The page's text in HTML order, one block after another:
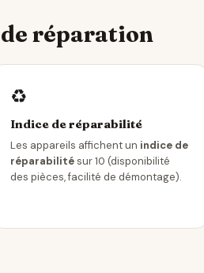
réparation
♻️
Indice de réparabilité
Les appareils affichent un indice de
réparabilitésur 10 (disponibilité
des pièces, facilité de démontage).